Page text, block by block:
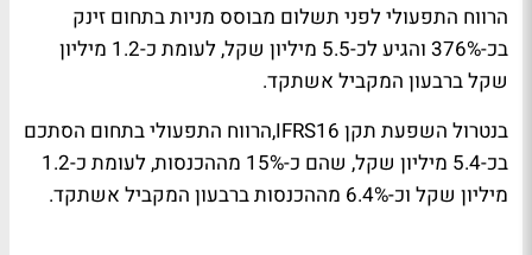
הרווח התפעולי לפני תשלום מבוסס מניות בתחום זינק
בכ-376% והגיע לכ-5.5 מיליון שקל, לעומת כ-1.2 מיליון
שקל ברבעון המקביל אשתקד.
בנטרול השפעת תקן IFRS16,הרווח התפעולי בתחום הסתכם
בכ-5.4 מיליון שקל, שהם כ-15% מההכנסות, לעומת כ-1.2
מיליון שקל וכ-6.4% מההכנסות ברבעון המקביל אשתקד.